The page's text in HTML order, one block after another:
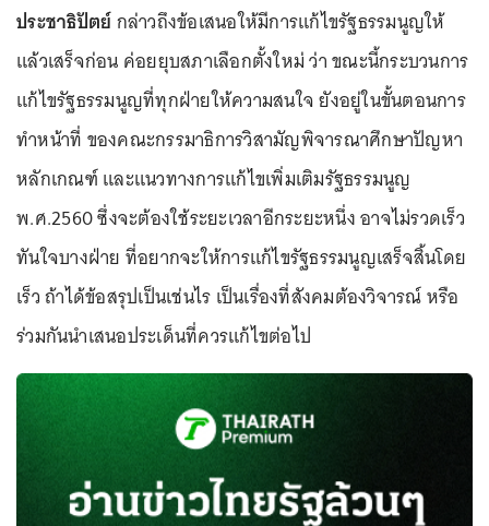
ประชาธิปัตย์กล่าวถึงข้อเสนอให้มีการแก้ไขรัฐธรรมนูญให้
แล้วเสร็จก่อน ค่อยยุบสภาเลือกตั้งใหม่ ว่า ขณะนี้กระบวนการ
แก้ไขรัฐธรรมนูญที่ทุกฝ่ายให้ความสนใจ ยังอยู่ในขั้นตอนการ
ทำหน้าที่ ของคณะกรรมาธิการวิสามัญพิจารณาศึกษาปัญหา
หลักเกณฑ์ และแนวทางการแก้ไขเพิ่มเติมรัฐธรรมนูญ
พ.ศ.2560 ซึ่งจะต้องใช้ระยะเวลาอีกระยะหนึ่ง อาจไม่รวดเร็ว
ทันใจบางฝ่าย ที่อยากจะให้การแก้ไขรัฐธรรมนูญเสร็จสิ้นโดย
เร็ว ถ้าได้ข้อสรุปเป็นเช่นไร เป็นเรื่องที่สังคมต้องวิจารณ์ หรือ
ร่วมกันนำเสนอประเด็นที่ควรแก้ไขต่อไป